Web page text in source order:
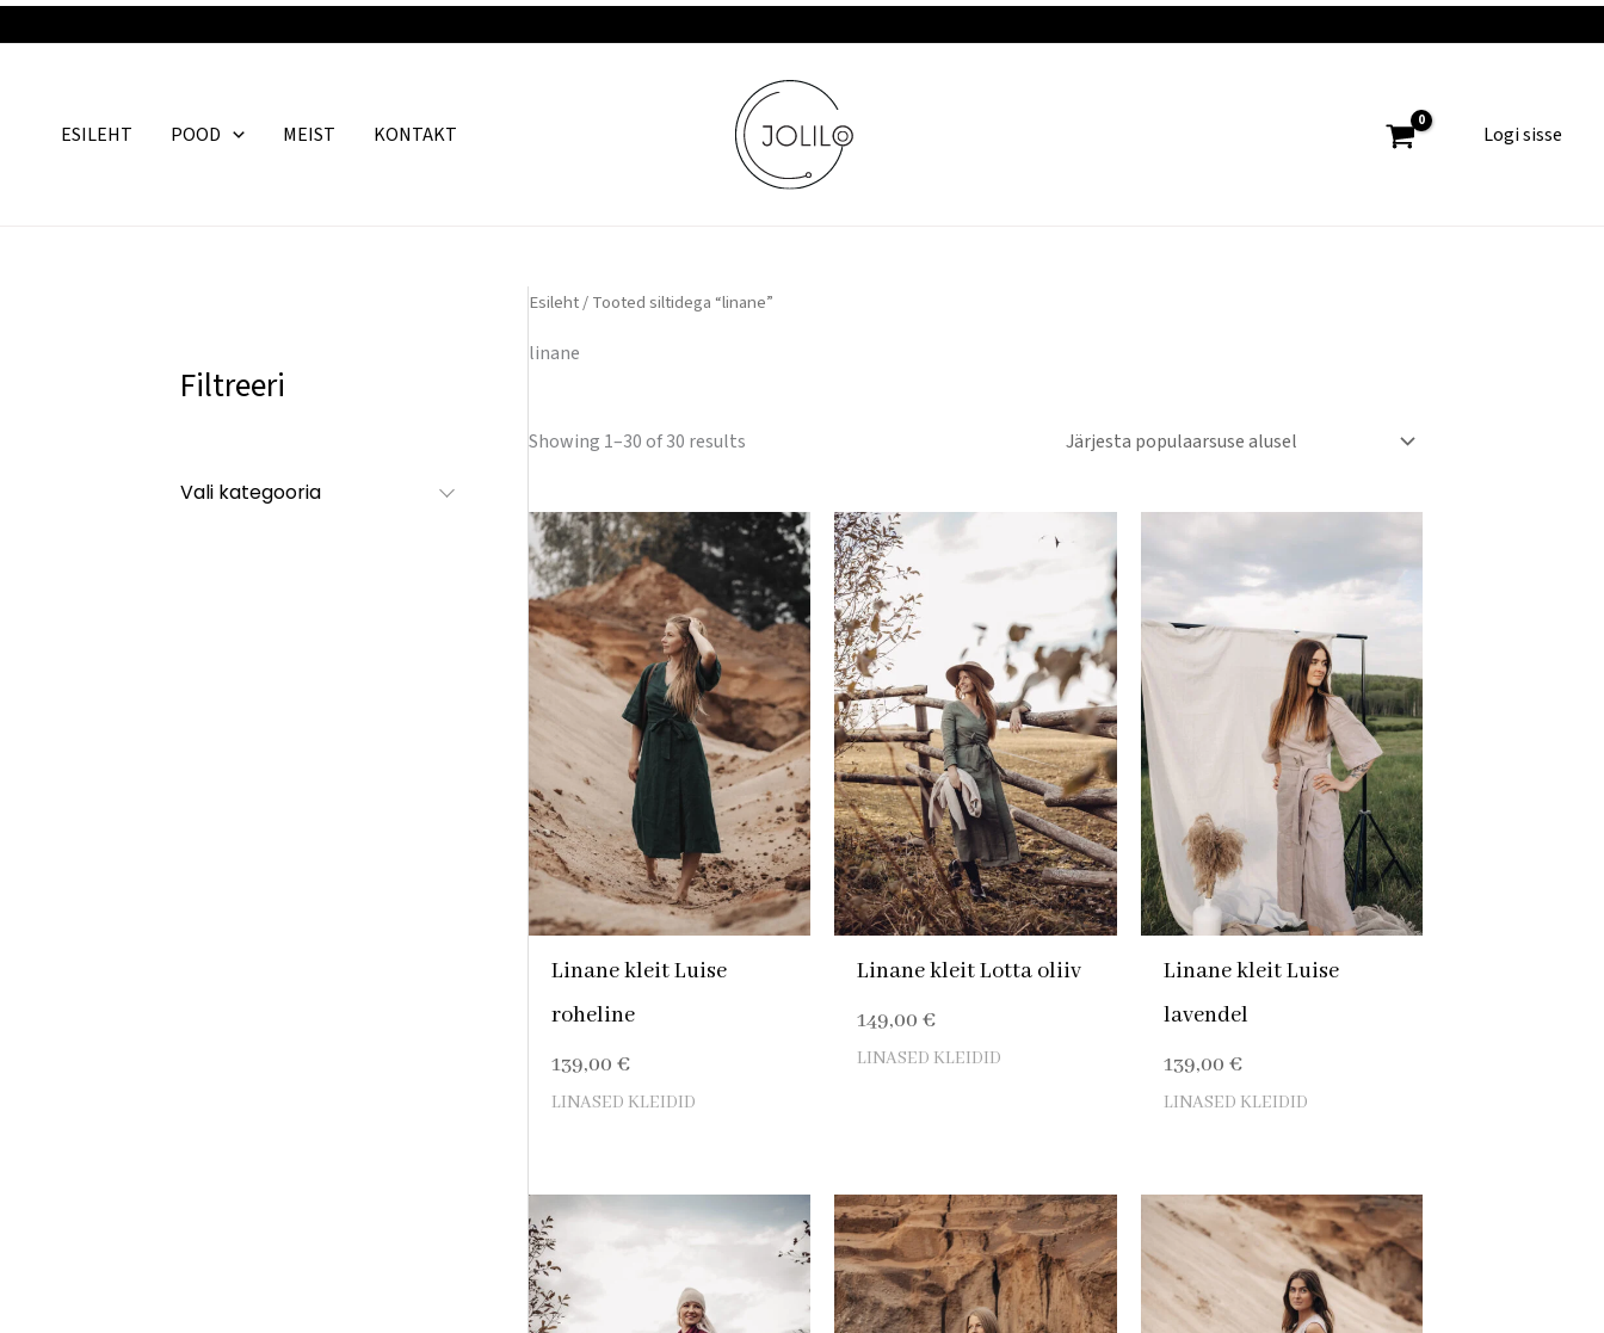
to
ESILEHT POOD MEIST KONTAKT Logi sisse
Filtreeri
Vali kategooria
Esileht/ Tooted siltidega “linane”
linane
Showing 1–30 of 30 results
Linane kleit Luise
roheline
139,00 €
LINASED KLEIDID
Linane kleit Lotta oliiv
149,00€
LINASED KLEIDID
Linane kleit Luise
lavendel
139,00 €
LINASED KLEIDID